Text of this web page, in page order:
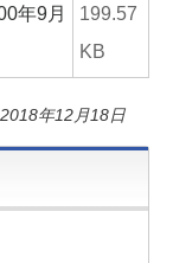
年9月
199.57
KB
年12月18日